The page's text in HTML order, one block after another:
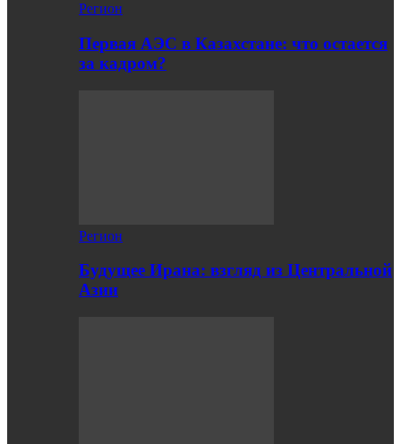
Регион
Первая АЭС в Казахстане: что остается
за кадром?
Регион
Будущее Ирана: взгляд из Центральной
Азии